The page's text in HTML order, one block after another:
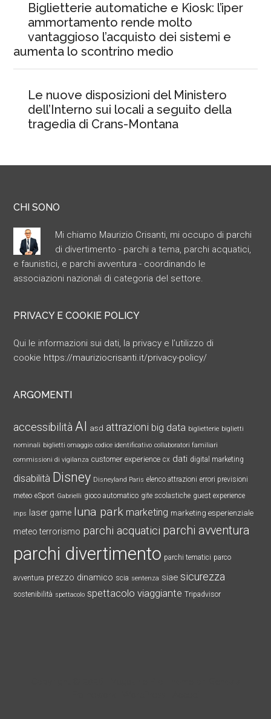
Biglietterie automatiche e Kiosk: l’iper
ammortamento rende molto
vantaggioso l’acquisto dei sistemi e
aumenta lo scontrino medio
Le nuove disposizioni del Ministero
dell’Interno sui locali a seguito della
tragedia di Crans-Montana
CHI SONO
Mi chiamo Maurizio Crisanti, mi occupo di parchi
di divertimento - parchi a tema, parchi acquatici,
e faunistici, e parchi avventura - coordinando le
associazioni nazionali di categoria del settore.
PRIVACY E COOKIE POLICY
Qui le informazioni sui dati, la privacy e l’utilizzo di
cookie https://mauriziocrisanti.it/privacy-policy/
ARGOMENTI
accessibilità AI asd attrazioni big data biglietterie biglietti
nominali biglietti omaggio codice identificativo collaboratori familiari
commissioni di vigilanza customer experience cx dati digital marketing
disabilità Disney Disneyland Paris elenco attrazioni errori previsioni
meteo eSport Gabrielli gioco automatico gite scolastiche guest experience
inps laser game luna park marketing marketing esperienziale
meteo terrorismo parchi acquatici parchi avventura
parchi divertimento parchi tematici parco
avventura prezzo dinamico scia sentenza siae sicurezza
sostenibilità spettacolo spettacolo viaggiante Tripadvisor